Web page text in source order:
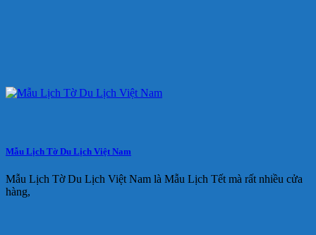
Mẫu Lịch Tờ Du Lịch Việt Nam
Mẫu Lịch Tờ Du Lịch Việt Nam là Mẫu Lịch Tết mà rất nhiều cửa
hàng,